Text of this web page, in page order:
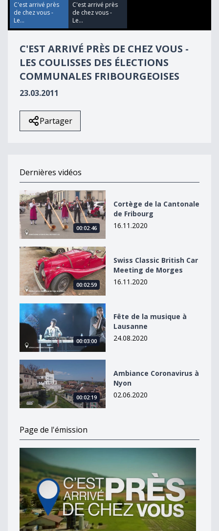
58
seconds
C'est arrivé près
de chez vous -
Le...
C'est arrivé près
de chez vous -
Le...
C'EST ARRIVÉ PRÈS DE CHEZ VOUS -
LES COULISSES DES ÉLECTIONS
COMMUNALES FRIBOURGEOISES
23.03.2011
Partager
Dernières vidéos
Cortège de la Cantonale de Fribourg
00:02:46
Cortège de la Cantonale
de Fribourg
16.11.2020
Swiss Classic British Car Meeting de Morges
00:02:59
Swiss Classic British Car
Meeting de Morges
16.11.2020
Fête de la musique à Lausanne
00:03:00
Fête de la musique à
Lausanne
24.08.2020
Ambiance Coronavirus à Nyon
00:02:19
Ambiance Coronavirus à
Nyon
02.06.2020
Page de l'émission